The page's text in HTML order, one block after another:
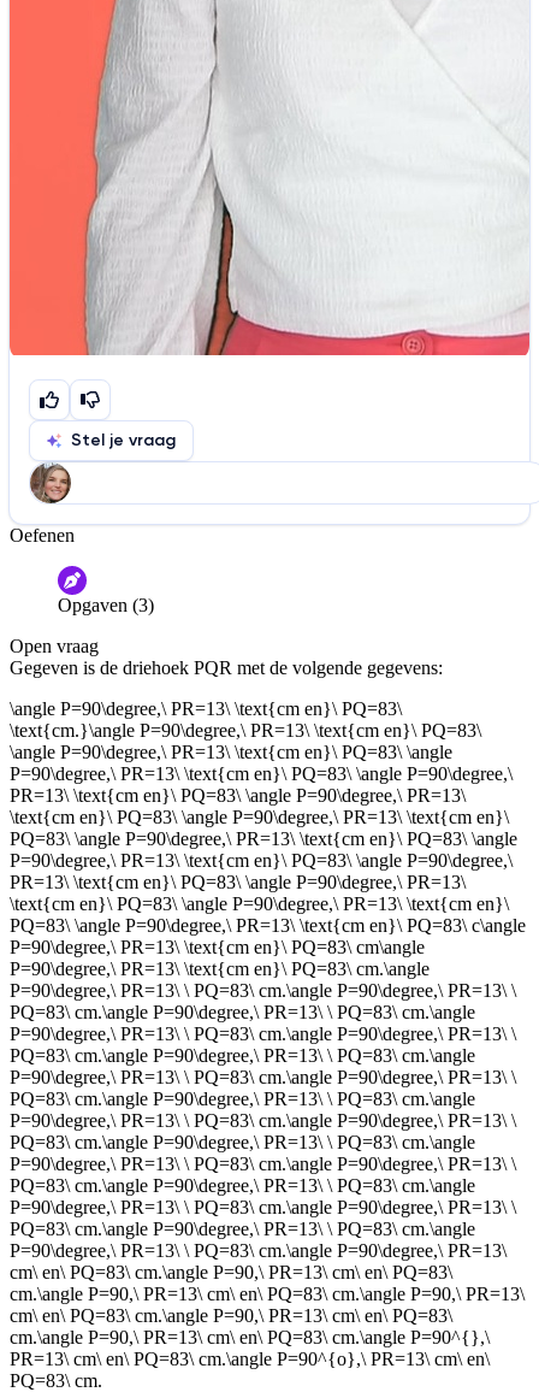
Stel je vraag
Help ons de video te verbeteren
De audio is slecht
Informatie is onjuist
De docent is te langdradig
De uitleg gaat te langzaam
De uitleg gaat te snel
Afspelen werkte niet
Iets anders
Oefenen
Opgaven (3)
Open vraag
Gegeven is de driehoek PQR met de volgende gegevens:
\angle P=90\degree,\ PR=13\ \text{cm en}\ PQ=83\
\text{cm.}\angle P=90\degree,\ PR=13\ \text{cm en}\ PQ=83\
\angle P=90\degree,\ PR=13\ \text{cm en}\ PQ=83\ \angle
P=90\degree,\ PR=13\ \text{cm en}\ PQ=83\ \angle P=90\degree,\
PR=13\ \text{cm en}\ PQ=83\ \angle P=90\degree,\ PR=13\
\text{cm en}\ PQ=83\ \angle P=90\degree,\ PR=13\ \text{cm en}\
PQ=83\ \angle P=90\degree,\ PR=13\ \text{cm en}\ PQ=83\ \angle
P=90\degree,\ PR=13\ \text{cm en}\ PQ=83\ \angle P=90\degree,\
PR=13\ \text{cm en}\ PQ=83\ \angle P=90\degree,\ PR=13\
\text{cm en}\ PQ=83\ \angle P=90\degree,\ PR=13\ \text{cm en}\
PQ=83\ \angle P=90\degree,\ PR=13\ \text{cm en}\ PQ=83\ c\angle
P=90\degree,\ PR=13\ \text{cm en}\ PQ=83\ cm\angle
P=90\degree,\ PR=13\ \text{cm en}\ PQ=83\ cm.\angle
P=90\degree,\ PR=13\ \ PQ=83\ cm.\angle P=90\degree,\ PR=13\ \
PQ=83\ cm.\angle P=90\degree,\ PR=13\ \ PQ=83\ cm.\angle
P=90\degree,\ PR=13\ \ PQ=83\ cm.\angle P=90\degree,\ PR=13\ \
PQ=83\ cm.\angle P=90\degree,\ PR=13\ \ PQ=83\ cm.\angle
P=90\degree,\ PR=13\ \ PQ=83\ cm.\angle P=90\degree,\ PR=13\ \
PQ=83\ cm.\angle P=90\degree,\ PR=13\ \ PQ=83\ cm.\angle
P=90\degree,\ PR=13\ \ PQ=83\ cm.\angle P=90\degree,\ PR=13\ \
PQ=83\ cm.\angle P=90\degree,\ PR=13\ \ PQ=83\ cm.\angle
P=90\degree,\ PR=13\ \ PQ=83\ cm.\angle P=90\degree,\ PR=13\ \
PQ=83\ cm.\angle P=90\degree,\ PR=13\ \ PQ=83\ cm.\angle
P=90\degree,\ PR=13\ \ PQ=83\ cm.\angle P=90\degree,\ PR=13\ \
PQ=83\ cm.\angle P=90\degree,\ PR=13\ \ PQ=83\ cm.\angle
P=90\degree,\ PR=13\ \ PQ=83\ cm.\angle P=90\degree,\ PR=13\
cm\ en\ PQ=83\ cm.\angle P=90,\ PR=13\ cm\ en\ PQ=83\
cm.\angle P=90,\ PR=13\ cm\ en\ PQ=83\ cm.\angle P=90,\ PR=13\
cm\ en\ PQ=83\ cm.\angle P=90,\ PR=13\ cm\ en\ PQ=83\
cm.\angle P=90,\ PR=13\ cm\ en\ PQ=83\ cm.\angle P=90^{},\
PR=13\ cm\ en\ PQ=83\ cm.\angle P=90^{o},\ PR=13\ cm\ en\
PQ=83\ cm.